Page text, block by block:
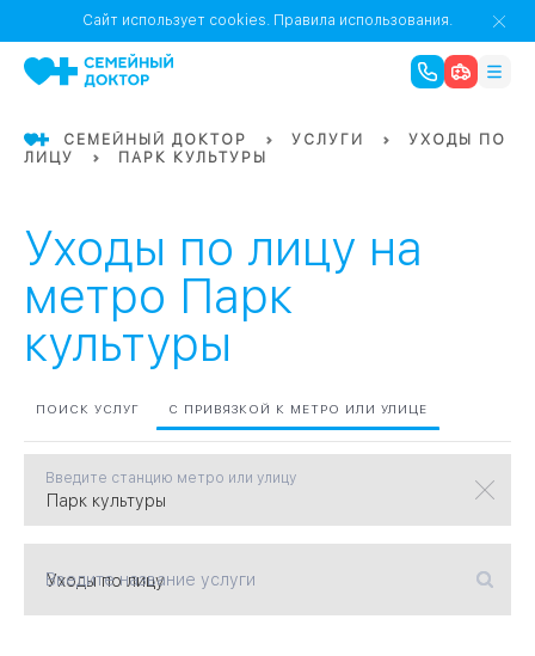
СЗАО 01
1 0
Бабушкинская
Баррикадная
Речной Вокзал
Сайт использует cookies. Правила использования.
СЕМЕЙНЫЙ ДОКТОР УСЛУГИ
УХОДЫ ПО
ЛИЦУ
ПАРК КУЛЬТУРЫ
Уходы по лицу на
метро Парк
культуры
ПОИСК УСЛУГ С ПРИВЯЗКОЙ К МЕТРО ИЛИ УЛИЦЕ
Введите станцию метро или улицу
Введите название услуги